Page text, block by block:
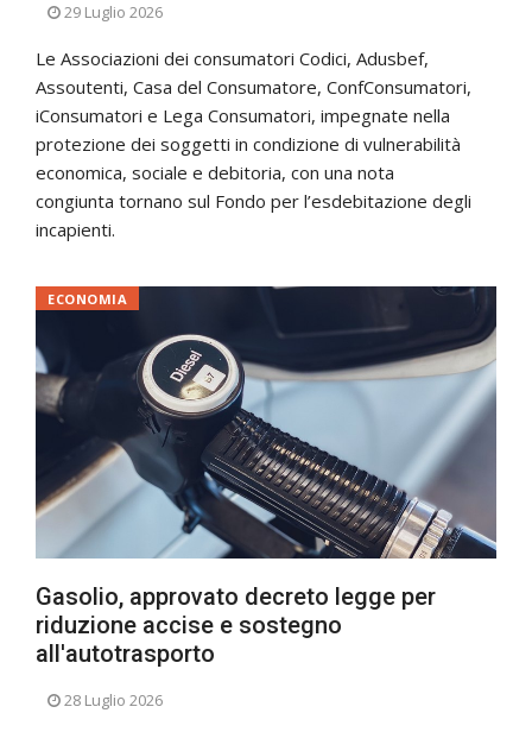
29 Luglio 2026
Le Associazioni dei consumatori Codici, Adusbef,
Assoutenti, Casa del Consumatore, ConfConsumatori,
iConsumatori e Lega Consumatori, impegnate nella
protezione dei soggetti in condizione di vulnerabilità
economica, sociale e debitoria, con una nota
congiunta tornano sul Fondo per l’esdebitazione degli
incapienti.
Gasolio, approvato decreto legge per
riduzione accise e sostegno
all'autotrasporto
ECONOMIA
28 Luglio 2026